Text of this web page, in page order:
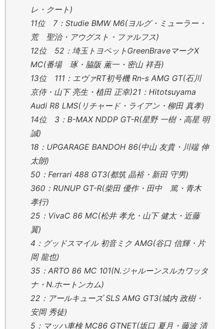
レ・クート)
11位 7：Studie BMW M6(ヨルグ・ミューラー・
荒 聖治・アウグスト・ファルフス)
12位 52：埼玉トヨペットGreenBraveマークX
MC(番場 琢・脇阪 薫一・密山 祥吾)
13位 111：エヴァRT初号機 Rn-s AMG GT(石川
京侍・山下 亮生・植田 正幸)21：Hitotsuyama
Audi R8 LMS(リチャード・ライアン・柳田 真孝)
14位 3：B-MAX NDDP GT-R(星野 一樹・高星 明
誠)
18：UPGARAGE BANDOH 86(中山 友貴・川端 伸
太朗)
50：Ferrari 488 GT3(都筑 晶裕・新田 守男)
360：RUNUP GT-R(柴田 優作・田中 篤・青木
孝行)
25：VivaC 86 MC(松井 孝允・山下 健太・近藤
翼)
4：グッドスマイル 初音ミク AMG(谷口 信輝・片
岡 龍也)
35：ARTO 86 MC 101(N.ジャルーンスルカワッタ
ナ・N.ホートンカム)
22：アールキューズ SLS AMG GT3(城内 政樹・
安岡 秀徒)
5：マッハ車検 MC86 GTNET(坂口 夏月・藤波 清